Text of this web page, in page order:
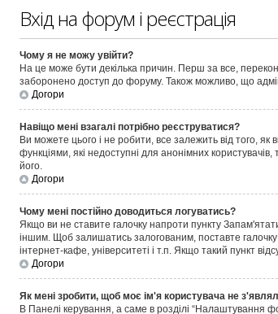
Вхід на форум і реєстрація
Чому я не можу увійти?
На це може бути декілька причин. Перш за все,
заборонено доступ до форуму. Також можливо, що
Догори
Навіщо мені взагалі потрібно реєструватися?
Ви можете цього і не робити, все залежить від того,
функціями, які недоступні для анонімних
його.
Догори
Чому мені постійно доводиться логуватись?
Якщо ви не ставите галочку напроти пункту
іншим. Щоб залишатись залогованим, поставте
інтернет-кафе, університеті і т.п. Якщо такий пункт
Догори
Як мені зробити, щоб моє ім'я користувача не
В Панелі керування, а саме в розділі “Налаштування